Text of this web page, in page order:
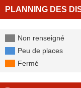
PLANNING DES
Non renseigné
Peu de places
Fermé